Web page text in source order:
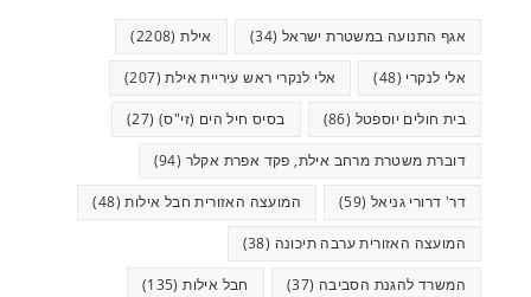
אגף התנועה במשטרת ישראל (34) אילת(2208)
אלי לנקרי (48) אלי לנקרי ראש עיריית אילת(207)
בית חולים יוספטל (86) בסיס חיל הים (זי"ס) (27)
דוברת משטרת מרחב אילת, פקד אפרת אקלר (94)
דר' דרורי גניאל (59) המועצה האזורית חבל אילות(48)
המועצה האזורית ערבה תיכונה (38)
המשרד להגנת הסביבה (37) חבל אילות(135)